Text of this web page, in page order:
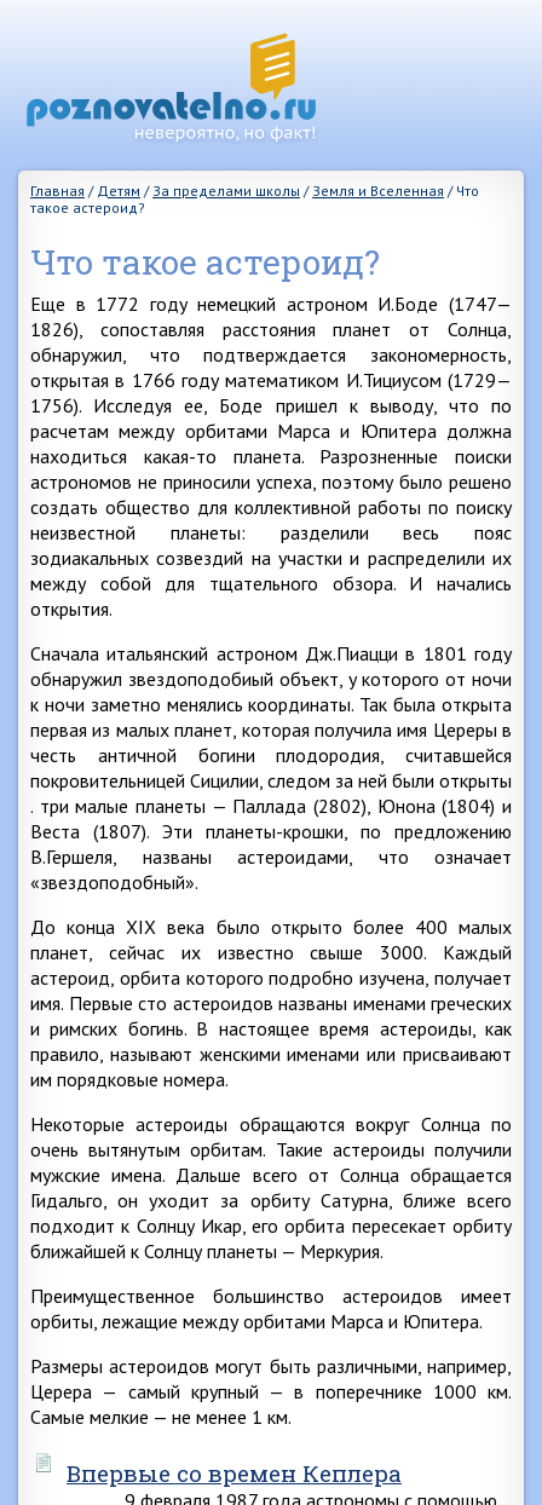
Главная / Детям / За пределами школы / Земля и Вселенная / Что
такое астероид?
Что такое астероид?
Еще в 1772 году немецкий астроном И.Боде (1747—
1826), сопоставляя расстояния планет от Солнца,
обнаружил, что подтверждается закономерность,
открытая в 1766 году математиком И.Тициусом (1729—
1756). Исследуя ее, Боде пришел к выводу, что по
расчетам между орбитами Марса и Юпитера должна
находиться какая-то планета. Разрозненные поиски
астрономов не приносили успеха, поэтому было решено
создать общество для коллективной работы по поиску
неизвестной планеты: разделили весь пояс
зодиакальных созвездий на участки и распределили их
между собой для тщательного обзора. И начались
открытия.
Сначала итальянский астроном Дж.Пиацци в 1801 году
обнаружил звездоподобиый объект, у которого от ночи
к ночи заметно менялись координаты. Так была открыта
первая из малых планет, которая получила имя Цереры в
честь античной богини плодородия, считавшейся
покровительницей Сицилии, следом за ней были открыты
. три малые планеты — Паллада (2802), Юнона (1804) и
Веста (1807). Эти планеты-крошки, по предложению
В.Гершеля, названы астероидами, что означает
«звездоподобный».
До конца XIX века было открыто более 400 малых
планет, сейчас их известно свыше 3000. Каждый
астероид, орбита которого подробно изучена, получает
имя. Первые сто астероидов названы именами греческих
и римских богинь. В настоящее время астероиды, как
правило, называют женскими именами или присваивают
им порядковые номера.
Некоторые астероиды обращаются вокруг Солнца по
очень вытянутым орбитам. Такие астероиды получили
мужские имена. Дальше всего от Солнца обращается
Гидальго, он уходит за орбиту Сатурна, ближе всего
подходит к Солнцу Икар, его орбита пересекает орбиту
ближайшей к Солнцу планеты — Меркурия.
Преимущественное большинство астероидов имеет
орбиты, лежащие между орбитами Марса и Юпитера.
Размеры астероидов могут быть различными, например,
Церера — самый крупный — в поперечнике 1000 км.
Самые мелкие — не менее 1 км.
Впервые со времен Кеплера
9 февраля 1987 года астрономы с помощью